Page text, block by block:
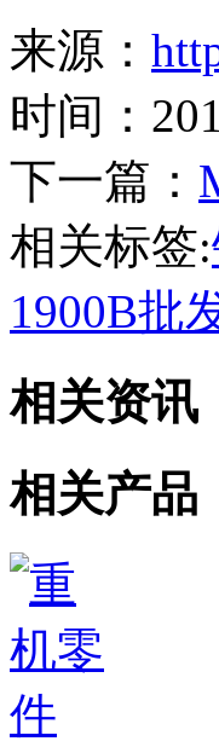
来源：
时间：
下一篇：
相关标签:
1900B批
相关资讯
相关产品